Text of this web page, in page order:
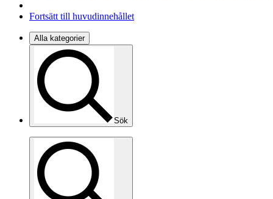
Fortsätt till huvudinnehållet
Alla kategorier
Sök